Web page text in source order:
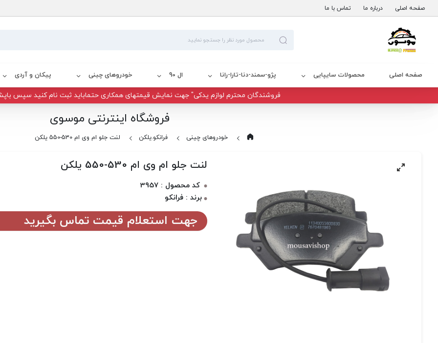
صفحه اصلی درباره ما تماس با ما
صفحه اصلی محصولات سایپایی پژو-سمند-دنا-تارا-رانا ال 90 خودروهای چینی پیکان و آردی
فروشندگان محترم لوازم یدکی" جهت نمایش قیمتهای همکاری حتماباید ثبت نام کنید سپس
فروشگاه اینترنتی موسوی
خودروهای چینی فرانکو.یلکن لنت جلو ام وی ام 530-550 یلکن
لنت جلو ام وی ام 530-550 یلکن
کد محصول : 3957
برند : فرانکو
جهت استعلام قیمت تماس بگیرید